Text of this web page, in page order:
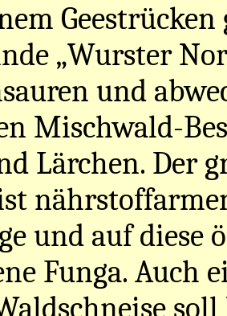
„Wurster
und
Mischwald-
Lärchen. Der
und auf diese
Funga. Auch